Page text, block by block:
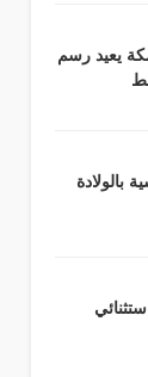
يعيد رسم
بالولادة